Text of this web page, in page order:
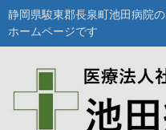
Skip
to
content
静岡県駿東郡長泉町池田病院の
ホームページです